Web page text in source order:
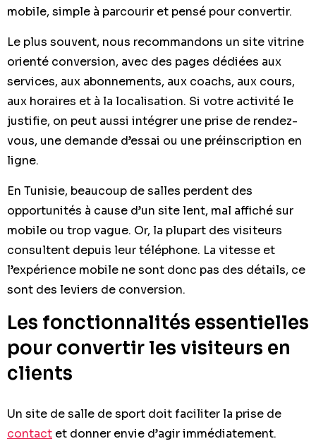
mobile, simple à parcourir et pensé pour convertir.
Le plus souvent, nous recommandons un site vitrine
orienté conversion, avec des pages dédiées aux
services, aux abonnements, aux coachs, aux cours,
aux horaires et à la localisation. Si votre activité le
justifie, on peut aussi intégrer une prise de rendez-
vous, une demande d’essai ou une préinscription en
ligne.
En Tunisie, beaucoup de salles perdent des
opportunités à cause d’un site lent, mal affiché sur
mobile ou trop vague. Or, la plupart des visiteurs
consultent depuis leur téléphone. La vitesse et
l’expérience mobile ne sont donc pas des détails, ce
sont des leviers de conversion.
Les fonctionnalités essentielles
pour convertir les visiteurs en
clients
Un site de salle de sport doit faciliter la prise de
contact et donner envie d’agir immédiatement.